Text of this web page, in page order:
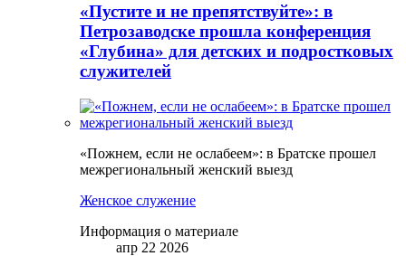
«Пустите и не препятствуйте»: в
Петрозаводске прошла конференция
«Глубина» для детских и подростковых
служителей
«Пожнем, если не ослабеем»: в Братске прошел
межрегиональный женский выезд
Женское служение
Информация о материале
апр 22 2026